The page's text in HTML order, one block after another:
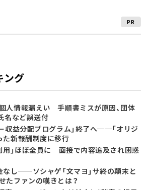
PR
ング
人情報漏えい 手順書ミスが原因、団体
名など誤送付
収益分配プログラム」終了へ──「オリジ
た新報酬制度に移行
用」ほぼ全員に 面接で内容追及され困惑
なし──ソシャゲ「文マヨ」サ終の顛末と
たファンの嘆きとは？